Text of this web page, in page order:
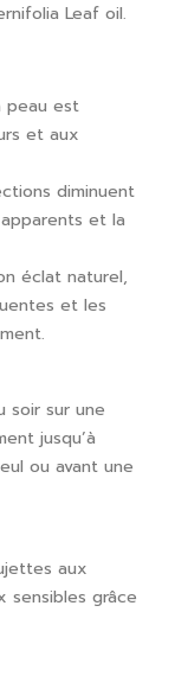
Leaf oil.
peau est
et aux
diminuent
et la
éclat naturel,
et les
soir sur une
jusqu’à
ou avant une
aux
sensibles grâce